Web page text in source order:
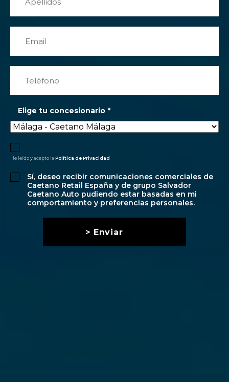
Elige tu concesionario *
He leído y acepto la Política de Privacidad
Sí, deseo recibir comunicaciones comerciales de
Caetano Retail España y de grupo Salvador
Caetano Auto pudiendo estar basadas en mi
comportamiento y preferencias personales.